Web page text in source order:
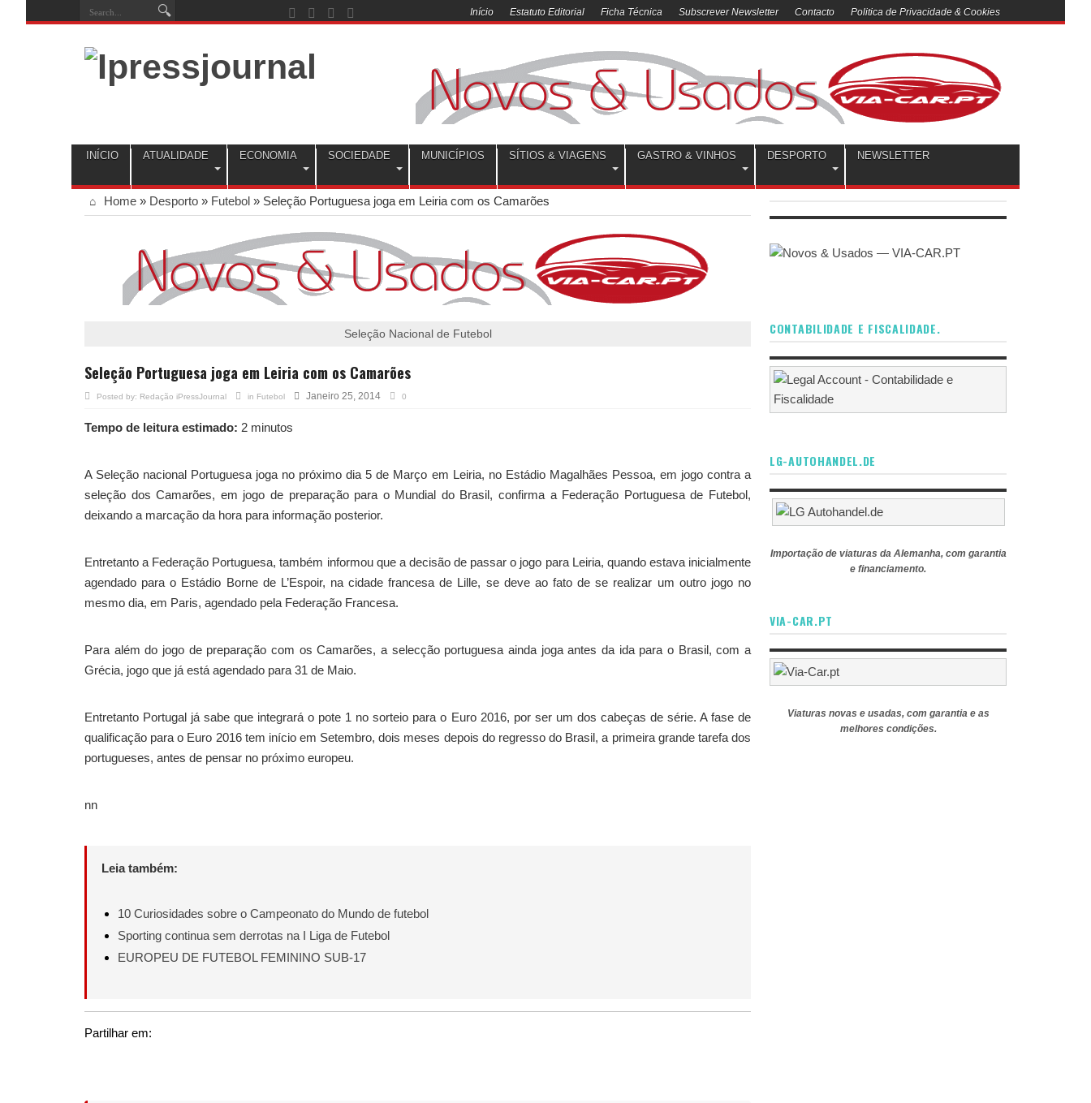
Início Estatuto Editorial Ficha Técnica Subscrever Newsletter Contacto Politica de Privacidade & Cookies
INÍCIO ATUALIDADE ECONOMIA SOCIEDADE MUNICÍPIOS SÍTIOS & VIAGENS GASTRO & VINHOS DESPORTO NEWSLETTER
Home » Desporto » Futebol » Seleção Portuguesa joga em Leiria com os Camarões
Seleção Nacional de Futebol
Seleção Portuguesa joga em Leiria com os Camarões
Posted by: Redação iPressJournal in Futebol Janeiro 25, 2014 0
Tempo de leitura estimado: 2 minutos
A Seleção nacional Portuguesa joga no próximo dia 5 de Março em Leiria, no Estádio Magalhães Pessoa, em jogo contra a
seleção dos Camarões, em jogo de preparação para o Mundial do Brasil, confirma a Federação Portuguesa de Futebol,
deixando a marcação da hora para informação posterior.
Entretanto a Federação Portuguesa, também informou que a decisão de passar o jogo para Leiria, quando estava inicialmente
agendado para o Estádio Borne de L’Espoir, na cidade francesa de Lille, se deve ao fato de se realizar um outro jogo no
mesmo dia, em Paris, agendado pela Federação Francesa.
Para além do jogo de preparação com os Camarões, a selecção portuguesa ainda joga antes da ida para o Brasil, com a
Grécia, jogo que já está agendado para 31 de Maio.
Entretanto Portugal já sabe que integrará o pote 1 no sorteio para o Euro 2016, por ser um dos cabeças de série. A fase de
qualificação para o Euro 2016 tem início em Setembro, dois meses depois do regresso do Brasil, a primeira grande tarefa dos
portugueses, antes de pensar no próximo europeu.
nn
Leia também:
10 Curiosidades sobre o Campeonato do Mundo de futebol
Sporting continua sem derrotas na I Liga de Futebol
EUROPEU DE FUTEBOL FEMININO SUB-17
Partilhar em:
CONTABILIDADE E FISCALIDADE.
LG-AUTOHANDEL.DE
Importação de viaturas da Alemanha, com garantia
e financiamento.
VIA-CAR.PT
Viaturas novas e usadas, com garantia e as
melhores condições.